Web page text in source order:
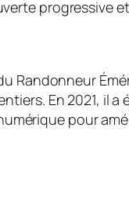
progressive
Randonneur
En 2021, il
pour